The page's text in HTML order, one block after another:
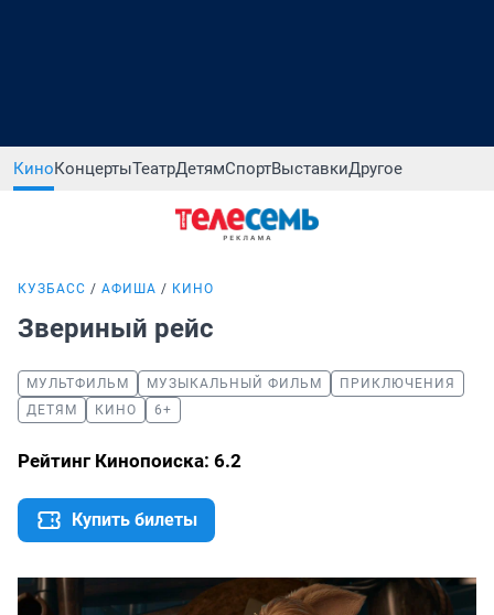
КиноКонцертыТеатрДетямСпортВыставкиДругое
КУЗБАСС АФИША КИНО
Звериный рейс
МУЛЬТФИЛЬМ МУЗЫКАЛЬНЫЙ ФИЛЬМ
ПРИКЛЮЧЕНИЯ
ДЕТЯМ
КИНО 6+
Рейтинг Кинопоиска: 6.2
Купить билеты